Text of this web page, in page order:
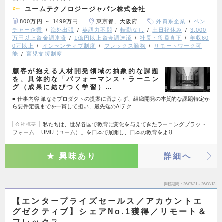
ユームテクノロジージャパン株式会社
800万円 ～ 1499万円 東京都、大阪府 外資系企業
ベン
チャー企業
海外出張 英語力不問 転勤なし 土日祝休み
3,000
万円以上資金調達済
1億円以上資金調達済 社長・役員直下
年収60
0万以上
インセンティブ制度 フレックス勤務
リモートワーク可
能
育児支援制度
顧客が抱える人材開発領域の抽象的な課題
を、具体的な「パフォーマンス・ラーニン
グ（成果に結びつく学習）…
■ 仕事内容 単なるプロダクトの提案に留まらず、組織開発の本質的な課題特定か
ら要件定義までを一貫して担い、最先端のAIテク…
会社概要
私たちは、世界各国で教育に変化を与えてきたラーニングプラット
フォーム 「UMU（ユーム）」を日本で展開し、日本の教育をより…
興味あり 詳細へ
掲載期間 26/07/31～26/08/13
【エンタープライズセールス／アカウントエ
グゼクティブ】シェアNo.1獲得／リモート＆